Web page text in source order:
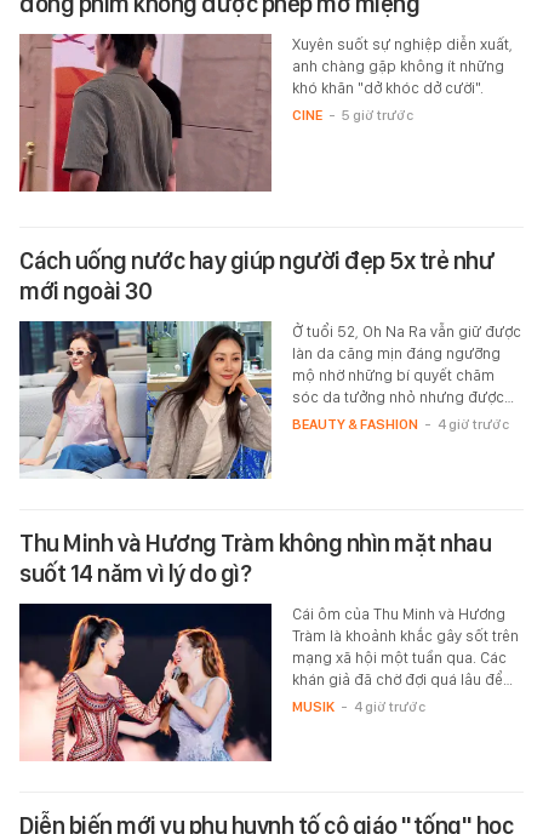
Xuyên suốt sự nghiệp diễn xuất,
anh chàng gặp không ít những
khó khăn "dở khóc dở cười".
CINE - 5 giờ trước
Cách uống nước hay giúp người đẹp 5x trẻ như
mới ngoài 30
Ở tuổi 52, Oh Na Ra vẫn giữ được
làn da căng mịn đáng ngưỡng
mộ nhờ những bí quyết chăm
sóc da tưởng nhỏ nhưng được…
BEAUTY & FASHION - 4 giờ trước
Thu Minh và Hương Tràm không nhìn mặt nhau
suốt 14 năm vì lý do gì?
Cái ôm của Thu Minh và Hương
Tràm là khoảnh khắc gây sốt trên
mạng xã hội một tuần qua. Các
khán giả đã chờ đợi quá lâu để…
MUSIK - 4 giờ trước
Diễn biến mới vụ phụ huynh tố cô giáo "tống" học